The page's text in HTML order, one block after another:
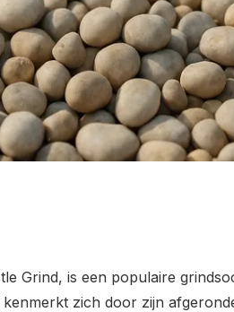
Grind, is een populaire
zich door zijn